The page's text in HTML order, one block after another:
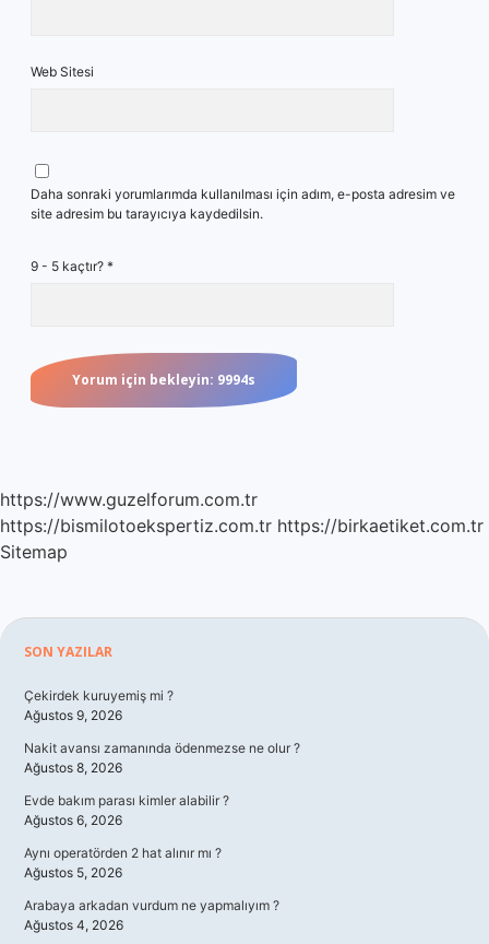
Web Sitesi
Daha sonraki yorumlarımda kullanılması için adım, e-posta adresim ve
site adresim bu tarayıcıya kaydedilsin.
9 - 5 kaçtır? *
https://www.guzelforum.com.tr
https://bismilotoekspertiz.com.tr https://birkaetiket.com.tr
Sitemap
Sidebar
SON YAZILAR
Çekirdek kuruyemiş mi ?
Ağustos 9, 2026
Nakit avansı zamanında ödenmezse ne olur ?
Ağustos 8, 2026
Evde bakım parası kimler alabilir ?
Ağustos 6, 2026
Aynı operatörden 2 hat alınır mı ?
Ağustos 5, 2026
Arabaya arkadan vurdum ne yapmalıyım ?
Ağustos 4, 2026